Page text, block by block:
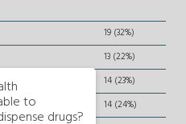
19 (32%)
13 (22%)
14 (23%)
14 (24%)
to
drugs?